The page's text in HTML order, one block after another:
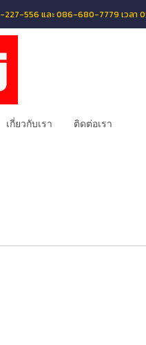
227-556 และ 086-680-7779 เวลา
เกี่ยวกับเรา ติดต่อเรา